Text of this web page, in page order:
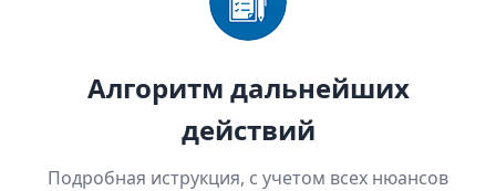
Алгоритм дальнейших
действий
Подробная иструкция, с учетом всех нюансов